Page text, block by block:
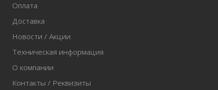
Оплата
Доставка
Новости / Акции
Техническая информация
О компании
Контакты / Реквизиты